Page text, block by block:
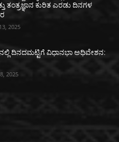
ತಂತ್ರಜ್ಞಾನ ಕುರಿತ ಎರಡು ದಿನಗಳ
2025
ದಿನದಮಟ್ಟಿಗೆ ವಿಧಾನಭಾ ಅಧಿವೇಶನ:
2025